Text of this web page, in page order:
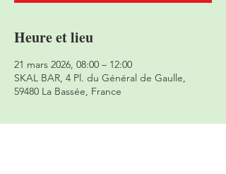
Heure et lieu
21 mars 2026, 08:00 – 12:00
SKAL BAR, 4 Pl. du Général de Gaulle,
59480 La Bassée, France